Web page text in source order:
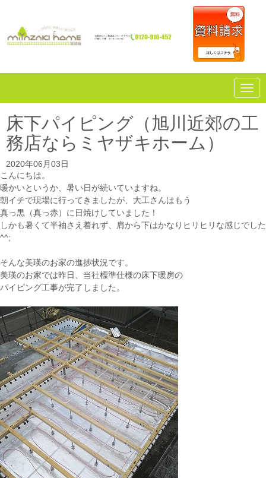
N
a
i
床下パイピング（旭川近郊の工
務店ならミヤザキホーム）
2020年06月03日
こんにちは。
暖かいというか、暑い日が続いていますね。
朝イチで現場に行ってきましたが、大工さんはもう
真っ黒（真っ赤）に日焼けしていました！
しかも暑くて半袖さえ着れず、肩から下はかなりヒリヒリな感じでした
^^;
そんな美瑛のお家の進捗状況です。
美瑛のお家では昨日、当社標準仕様の床下暖房の
パイピング工事が完了しました。